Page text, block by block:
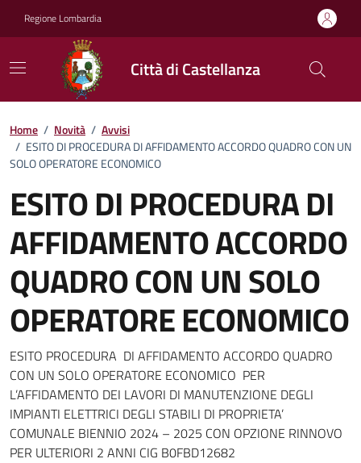
Regione Lombardia
Città di Castellanza
Home / Novità / Avvisi
/ ESITO DI PROCEDURA DI AFFIDAMENTO ACCORDO QUADRO CON UN
SOLO OPERATORE ECONOMICO
ESITO DI PROCEDURA DI
AFFIDAMENTO ACCORDO
QUADRO CON UN SOLO
OPERATORE ECONOMICO
Dettagli della notizia
ESITO PROCEDURA DI AFFIDAMENTO ACCORDO QUADRO
CON UN SOLO OPERATORE ECONOMICO PER
L’AFFIDAMENTO DEI LAVORI DI MANUTENZIONE DEGLI
IMPIANTI ELETTRICI DEGLI STABILI DI PROPRIETA’
COMUNALE BIENNIO 2024 – 2025 CON OPZIONE RINNOVO
PER ULTERIORI 2 ANNI CIG B0FBD12682